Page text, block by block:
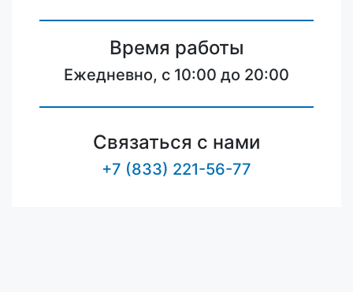
Время работы
Ежедневно, с 10:00 до 20:00
Связаться с нами
+7 (833) 221-56-77